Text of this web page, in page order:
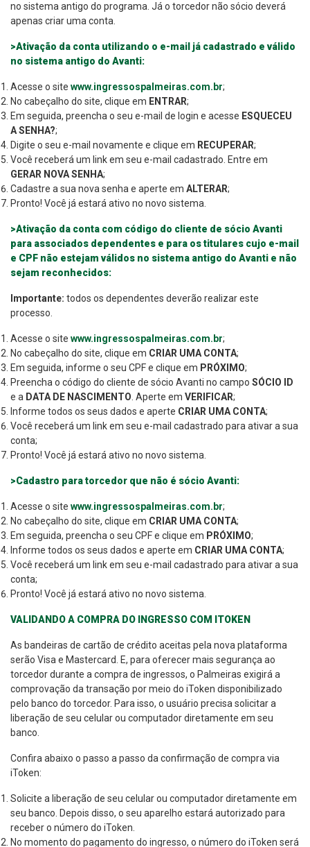
no sistema antigo do programa. Já o torcedor não sócio deverá
apenas criar uma conta.
>Ativação da conta utilizando o e-mail já cadastrado e válido
no sistema antigo do Avanti:
Acesse o site www.ingressospalmeiras.com.br;
No cabeçalho do site, clique em ENTRAR;
Em seguida, preencha o seu e-mail de login e acesse ESQUECEU
A SENHA?;
Digite o seu e-mail novamente e clique em RECUPERAR;
Você receberá um link em seu e-mail cadastrado. Entre em
GERAR NOVA SENHA;
Cadastre a sua nova senha e aperte em ALTERAR;
Pronto! Você já estará ativo no novo sistema.
>Ativação da conta com código do cliente de sócio Avanti
para associados dependentes e para os titulares cujo e-mail
e CPF não estejam válidos no sistema antigo do Avanti e não
sejam reconhecidos:
Importante: todos os dependentes deverão realizar este
processo.
Acesse o site www.ingressospalmeiras.com.br;
No cabeçalho do site, clique em CRIAR UMA CONTA;
Em seguida, informe o seu CPF e clique em PRÓXIMO;
Preencha o código do cliente de sócio Avanti no campo SÓCIO ID
e a DATA DE NASCIMENTO . Aperte em VERIFICAR;
Informe todos os seus dados e aperte CRIAR UMA CONTA;
Você receberá um link em seu e-mail cadastrado para ativar a sua
conta;
Pronto! Você já estará ativo no novo sistema.
>Cadastro para torcedor que não é sócio Avanti:
Acesse o site www.ingressospalmeiras.com.br;
No cabeçalho do site, clique em CRIAR UMA CONTA;
Em seguida, preencha o seu CPF e clique em PRÓXIMO;
Informe todos os seus dados e aperte em CRIAR UMA CONTA;
Você receberá um link em seu e-mail cadastrado para ativar a sua
conta;
Pronto! Você já estará ativo no novo sistema.
VALIDANDO A COMPRA DO INGRESSO COM ITOKEN
As bandeiras de cartão de crédito aceitas pela nova plataforma
serão Visa e Mastercard. E, para oferecer mais segurança ao
torcedor durante a compra de ingressos, o Palmeiras exigirá a
comprovação da transação por meio do iToken disponibilizado
pelo banco do torcedor. Para isso, o usuário precisa solicitar a
liberação de seu celular ou computador diretamente em seu
banco.
Confira abaixo o passo a passo da confirmação de compra via
iToken:
Solicite a liberação de seu celular ou computador diretamente em
seu banco. Depois disso, o seu aparelho estará autorizado para
receber o número do iToken.
No momento do pagamento do ingresso, o número do iToken será